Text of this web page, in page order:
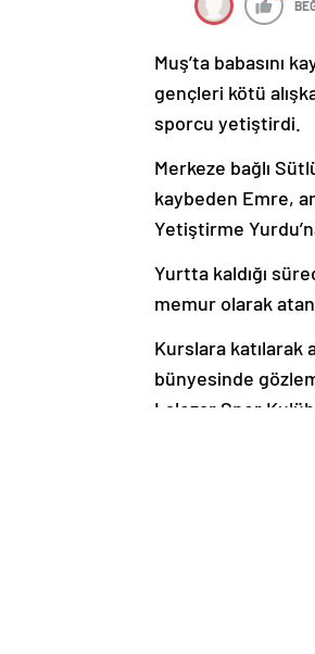
Muş’ta babasını
gençleri kötü
sporcu yetiştirdi.
Merkeze bağlı
kaybeden Emre,
Yetiştirme
Yurtta kaldığı
memur olarak
Kurslara katılarak
bünyesinde
Lalezar Spor